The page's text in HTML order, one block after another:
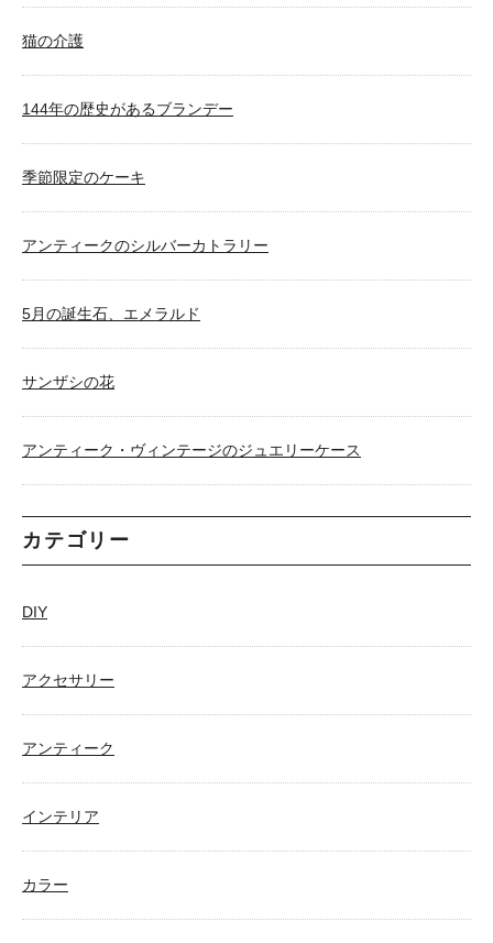
猫の介護
144年の歴史があるブランデー
季節限定のケーキ
アンティークのシルバーカトラリー
5月の誕生石、エメラルド
サンザシの花
アンティーク・ヴィンテージのジュエリーケース
カテゴリー
DIY
アクセサリー
アンティーク
インテリア
カラー